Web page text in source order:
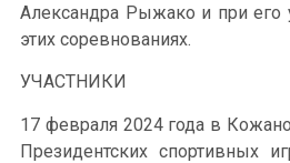
Александра Рыжако и при его
этих соревнованиях.
УЧАСТНИКИ
17 февраля 2024 года в
Президентских спортивных